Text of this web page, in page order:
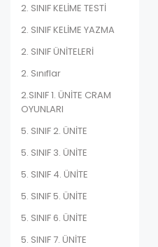
2. SINIF KELİME TESTİ
2. SINIF KELİME YAZMA
2. SINIF ÜNİTELERİ
2. Sınıflar
2.SINIF 1. ÜNİTE CRAM
OYUNLARI
5. SINIF 2. ÜNİTE
5. SINIF 3. ÜNİTE
5. SINIF 4. ÜNİTE
5. SINIF 5. ÜNİTE
5. SINIF 6. ÜNİTE
5. SINIF 7. ÜNİTE